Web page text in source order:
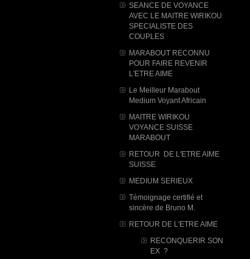
SEANCE DE VOYANCE
AVEC LE MAITRE WIRIKOU
SPECIALISTE DES
COUPLES
MARABOUT RECONNU
POUR FAIRE REVENIR
L'ETRE AIME
Le Meilleur Marabout
Medium Voyant Africain
MAITRE WIRIKOU
VOYANCE SUISSE
MARABOUT
RETOUR DE L'ETRE AIME
SUISSE
MEDIUM SERIEUX
Témoignage certifié et
sincère de Bruno M.
RETOUR DE L'ETRE AIME
RECONQUERIR SON
EX ?